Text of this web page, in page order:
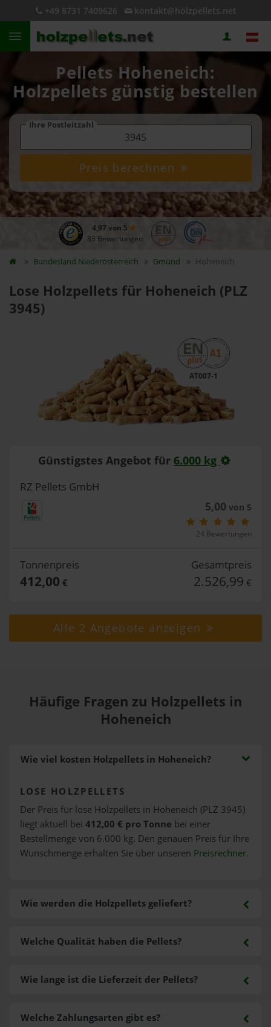
+49 8731 7409626 kontakt@holzpellets.net
Pellets Hoheneich:
Holzpellets günstig bestellen
Ihre Postleitzahl
Preis berechnen
4,97 von 5
83 Bewertungen
Bundesland Niederösterreich Gmünd Hoheneich
Lose Holzpellets für Hoheneich (PLZ
3945)
AT007-1
Günstigstes Angebot für 6.000 kg
RZ Pellets GmbH
5,00 von 5
24 Bewertungen
Tonnenpreis
412,00 €
Gesamtpreis
2.526,99 €
Alle 2 Angebote anzeigen
Häufige Fragen zu Holzpellets in
Hoheneich
Wie viel kosten Holzpellets in Hoheneich?
LOSE HOLZPELLETS
Der Preis für lose Holzpellets in Hoheneich (PLZ 3945)
liegt aktuell bei 412,00 € pro Tonne bei einer
Bestellmenge von 6.000 kg. Den genauen Preis für Ihre
Wunschmenge erhalten Sie über unseren Preisrechner.
Wie werden die Holzpellets geliefert?
Welche Zahlungsarten gibt es?
Welche Qualität haben die Pellets?
Wie lange ist die Lieferzeit der Pellets?